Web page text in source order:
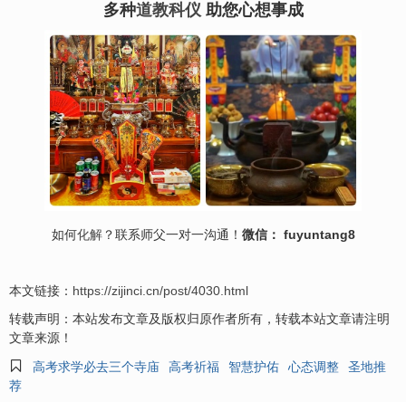
多种道教科仪助您心想事成
如何化解？联系师父一对一沟通！ 微信： fuyuntang8
本文链接： https://zijinci.cn/post/4030.html
转载声明：本站发布文章及版权归原作者所有，转载本站文章请注明
文章来源！

高考求学必去三个寺庙 高考祈福 智慧护佑 心态调整
圣地推
荐